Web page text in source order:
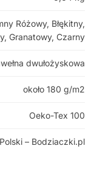
Różowy, Błękitny,
Granatowy, Czarny
dwułożyskowa
około 180 g/m2
Oeko-Tex 100
– Bodziaczki.pl